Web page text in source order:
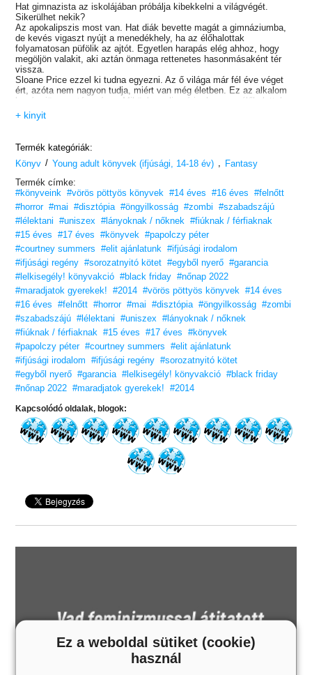
Hat gimnazista az iskolájában próbálja kibekkelni a világvégét.
Sikerülhet nekik?
Az apokalipszis most van. Hat diák bevette magát a gimnáziumba,
de kevés vigaszt nyújt a menedékhely, ha az élőhalottak
folyamatosan püfölik az ajtót. Egyetlen harapás elég ahhoz, hogy
megöljön valakit, aki aztán önmaga rettenetes hasonmásaként tér
vissza.
Sloane Price ezzel ki tudna egyezni. Az ő világa már fél éve véget
ért, azóta nem nagyon tudja, miért van még életben. Ez az alkalom
kapóra jönne a távozásra. Miközben alig várja, hogy az élőhalottak
átjussanak a védelmi vonalaikon, kénytelen a világvégét öt társa
szemével nézni, akik viszont élni akarnak.
emberek túlélési ösztöne, és a társaság sorsát egyre kevésbé a kinti
események határozzák meg, sokkal fontosabbá válnak a benti világ
kiszámíthatatlan élet-halál kérdései.
+ kinyit
Termék kategóriák:
Könyv / Young adult könyvek (ifjúsági, 14-18 év) , Fantasy
Termék címke:
#könyveink
#vörös pöttyös könyvek #14 éves #16 éves
#felnőtt
#horror #mai #disztópia #öngyilkosság #zombi
#szabadszájú
#lélektani
#uniszex #lányoknak / nőknek
#fiúknak / férfiaknak
#15 éves
#17 éves #könyvek
#papolczy péter
#courtney summers
#elit ajánlatunk
#ifjúsági irodalom
#ifjúsági regény #sorozatnyitó kötet #egyből nyerő #garancia
#lelkisegély! könyvakció #black friday #nőnap 2022
#maradjatok gyerekek!
#2014 #vörös pöttyös könyvek
#14 éves
#16 éves
#felnőtt #horror #mai #disztópia #öngyilkosság #zombi
#szabadszájú #lélektani #uniszex
#lányoknak / nőknek
#fiúknak / férfiaknak
#15 éves #17 éves
#könyvek
#papolczy péter #courtney summers
#elit ajánlatunk
#ifjúsági irodalom
#ifjúsági regény #sorozatnyitó kötet
#egyből nyerő #garancia #lelkisegély! könyvakció #black friday
#nőnap 2022 #maradjatok gyerekek! #2014
Kapcsolódó oldalak, blogok:
Ez a weboldal sütiket (cookie)
használ